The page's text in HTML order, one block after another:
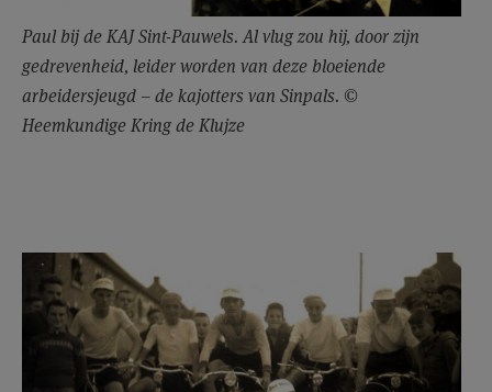
Paul bij de KAJ Sint-Pauwels. Al vlug zou hij, door zijn
gedrevenheid, leider worden van deze bloeiende
arbeidersjeugd – de kajotters van Sinpals. ©
Heemkundige Kring de Klujze